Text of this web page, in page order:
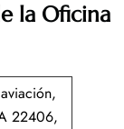
la Oficina
22406,